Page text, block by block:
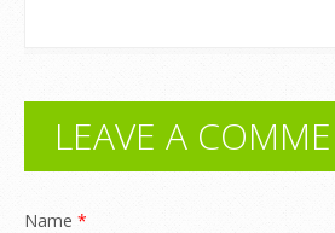
LEAVE A
Name *